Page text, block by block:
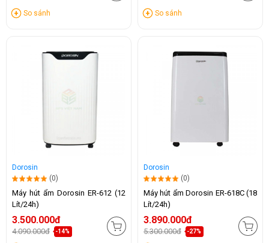
So sánh So sánh
Dorosin
(0)
Máy hút ẩm Dorosin ER-612 (12
Lít/24h)
3.500.000đ
4.090.000đ -14%
Dorosin
(0)
Máy hút ẩm Dorosin ER-618C (18
Lít/24h)
3.890.000đ
5.300.000đ -27%